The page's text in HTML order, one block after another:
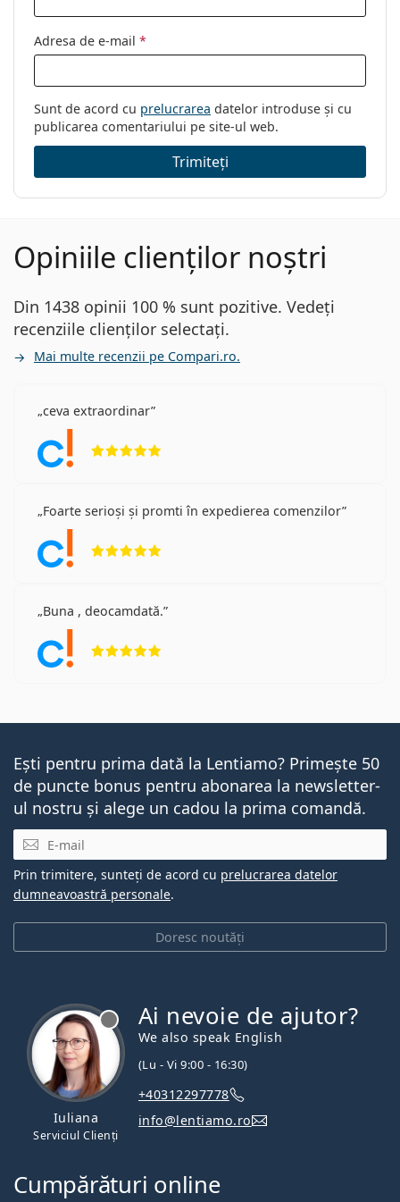
Adresa de e-mail *
Sunt de acord cu prelucrarea datelor introduse și cu
publicarea comentariului pe site-ul web.
Trimiteți
Opiniile clienților noștri
Din 1438 opinii 100 % sunt pozitive. Vedeți
recenziile clienților selectați.
Mai multe recenzii pe Compari.ro.
ceva extraordinar
Foarte serioși și promti în expedierea comenzilor
Buna , deocamdată.
Ești pentru prima dată la Lentiamo? Primește 50
de puncte bonus pentru abonarea la newsletter-
ul nostru și alege un cadou la prima comandă.
E-mail
Doresc noutăți
Prin trimitere, sunteți de acord cu prelucrarea datelor
dumneavoastră personale.
Iuliana
Serviciul Clienți
Ai nevoie de ajutor?
We also speak English
(Lu - Vi 9:00 - 16:30)
+40312297778
info@lentiamo.ro
Cumpărături online